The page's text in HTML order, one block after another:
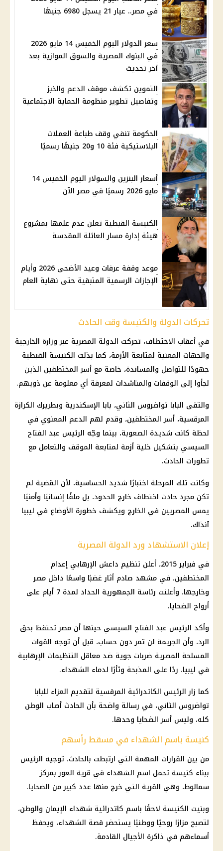
في مصر.. عيار 21 يسجل 6980 جنيهًا
سعر الدولار اليوم الخميس 14 مايو 2026
في البنوك المصرية والسوق الموازية بعد
آخر تحديث
التموين تكشف موقف الدعم والخبز
وتفاصيل تطوير منظومة الحماية الاجتماعية
الحكومة تنفي وقف طباعة العملات
البلاستيكية فئة 10 و20 جنيهًا رسميًا
أسعار البنزين والسولار اليوم الخميس 14
مايو 2026 رسميًا في مصر الآن
الكنيسة القبطية تعلن عدم علمها بمشروع
هيئة إدارة مسار العائلة المقدسة
موعد وقفة عرفات وعيد الأضحى 2026 وأيام
الإجازات الرسمية المتبقية حتى نهاية العام
تحركات الدولة والكنيسة وقت الحادث
في أعقاب الاختطاف، تحركت الدولة المصرية عبر وزارة الخارجية
والجهات المعنية لمتابعة الأزمة، كما بذلت الكنيسة القبطية
جهودًا للتواصل والمساندة، خاصة مع أسر المختطفين الذين
لجأوا إلى الوقفات والمناشدات لمعرفة أي معلومة عن ذويهم.
والتقى البابا تواضروس الثاني، بابا الإسكندرية وبطريرك الكرازة
المرقسية، أسر المختطفين، وقدم لهم الدعم المعنوي في
لحظة كانت شديدة الصعوبة، بينما وجّه الرئيس عبد الفتاح
السيسي بتشكيل خلية أزمة لمتابعة الموقف والتعامل مع
تطورات الحادث.
وكانت تلك المرحلة اختبارًا شديد الحساسية، لأن القضية لم
تكن مجرد حادث اختطاف خارج الحدود، بل ملفًا إنسانيًا وأمنيًا
يمس المصريين في الخارج ويكشف خطورة الأوضاع في ليبيا
آنذاك.
إعلان الاستشهاد ورد الدولة المصرية
في فبراير 2015، أعلن تنظيم داعش الإرهابي إعدام
المختطفين، في مشهد صادم أثار غضبًا واسعًا داخل مصر
وخارجها، وأعلنت رئاسة الجمهورية الحداد لمدة 7 أيام على
أرواح الضحايا.
وأكد الرئيس عبد الفتاح السيسي حينها أن مصر تحتفظ بحق
الرد، وأن الجريمة لن تمر دون حساب، قبل أن توجه القوات
المسلحة المصرية ضربات جوية ضد معاقل التنظيمات الإرهابية
في ليبيا، ردًا على المذبحة وثأرًا لدماء الشهداء.
كما زار الرئيس الكاتدرائية المرقسية لتقديم العزاء للبابا
تواضروس الثاني، في رسالة واضحة بأن الحادث أصاب الوطن
كله، وليس أسر الضحايا وحدها.
كنيسة باسم الشهداء في مسقط رأسهم
من بين القرارات المهمة التي ارتبطت بالحادث، توجيه الرئيس
ببناء كنيسة تحمل اسم الشهداء في قرية العور بمركز
سمالوط، وهي القرية التي خرج منها عدد كبير من الضحايا.
وبنيت الكنيسة لاحقًا باسم كاتدرائية شهداء الإيمان والوطن،
لتصبح مزارًا روحيًا ووطنيًا يستحضر قصة الشهداء، ويحفظ
أسماءهم في ذاكرة الأجيال القادمة.